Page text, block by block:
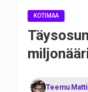
KOTIMAA
Teemu